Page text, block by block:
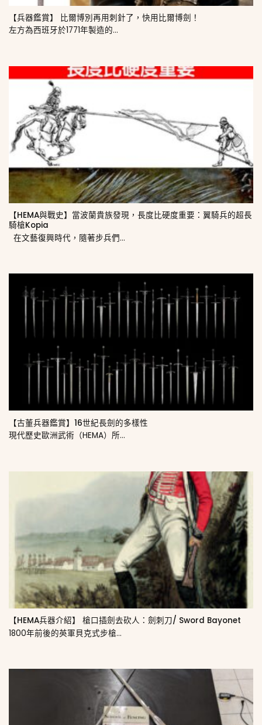
【兵器鑑賞】 比爾博別再用刺針了，快用比爾博劍！
左方為西班牙於1771年製造的...
【HEMA與戰史】當波蘭貴族發現，長度比硬度重要：翼騎兵的超長
騎槍Kopia
在文藝復興時代，隨著步兵們...
【古董兵器鑑賞】16世紀長劍的多樣性
現代歷史歐洲武術（HEMA）所...
【HEMA兵器介紹】 槍口插劍去砍人：劍刺刀/ Sword Bayonet
1800年前後的英軍貝克式步槍...